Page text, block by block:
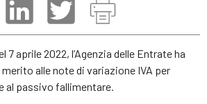
7 aprile 2022, l’Agenzia delle Entrate ha
alle note di variazione IVA per
al passivo fallimentare.